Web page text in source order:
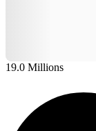
19.0 Millions